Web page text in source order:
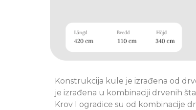
Konstrukcija kule je izrađena od
je izrađena u kombinaciji drvenih
Krov I ogradice su od kombinacije